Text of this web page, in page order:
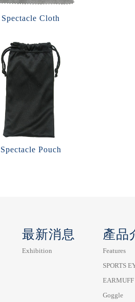
Spectacle Cloth
Spectacle Pouch
最新消息
Exhibition
產品
Features
SPORTS
EARMUFF
Goggle